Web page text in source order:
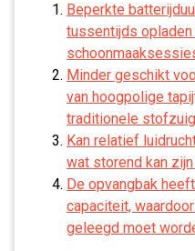
Beperkte
tussentijds
Minder geschikt
van hoogpolige
traditionele
Kan relatief
wat storend kan
De opvangbak
capaciteit,
geleegd moet